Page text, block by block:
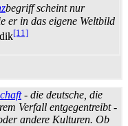
­begriff scheint nur
er in das eigene Weltbild
[11]
- die deutsche, die
Verfall entgegentreibt -
andere Kulturen. Ob